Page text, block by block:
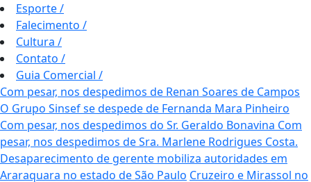
Esporte/
Falecimento /
Cultura /
Contato /
Guia Comercial /
Com pesar, nos despedimos de Renan Soares de Campos
O Grupo Sinsef se despede de Fernanda Mara Pinheiro
Com pesar, nos despedimos do Sr. Geraldo Bonavina Com
pesar, nos despedimos de Sra. Marlene Rodrigues Costa.
Desaparecimento de gerente mobiliza autoridades em
Araraquara no estado de São Paulo Cruzeiro e Mirassol no